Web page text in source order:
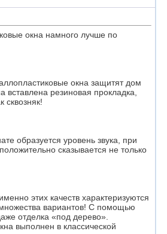
окна намного лучше по
окна защитят дом
резиновая прокладка,
сквозняк!
образуется уровень звука, при
сказывается не только
этих качеств характеризуются
множества вариантов! С помощью
отделка «под дерево».
выполнен в классической